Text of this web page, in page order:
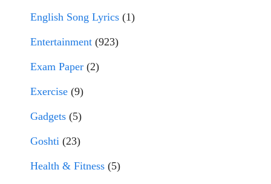
English Song Lyrics (1)
Entertainment (923)
Exam Paper (2)
Exercise (9)
Gadgets (5)
Goshti (23)
Health & Fitness (5)